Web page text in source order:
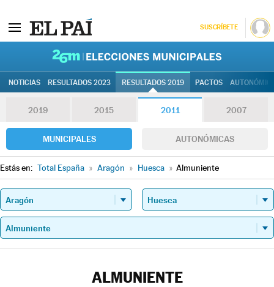
SUSCRÍBETE
NOTICIAS RESULTADOS 2023 RESULTADOS 2019 PACTOS
2019 2015 2011 2007
MUNICIPALES AUTONÓMICAS
Estás en: Total España » Aragón » Huesca » Almuniente
ALMUNIENTE